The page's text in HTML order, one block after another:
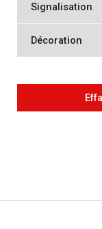
Signalisation
Décoration